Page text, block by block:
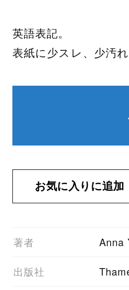
英語表記。
表紙に少スレ、少汚
01著者 Anna
03出版社